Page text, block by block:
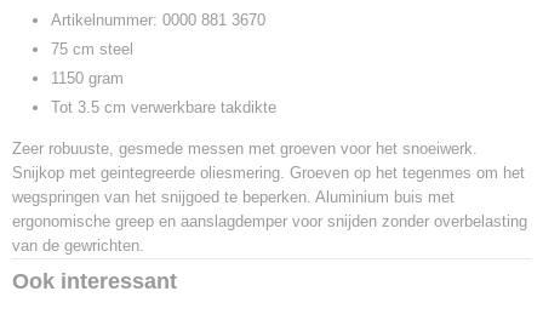
Artikelnummer: 0000 881 3670
75 cm steel
1150 gram
Tot 3.5 cm verwerkbare takdikte
Zeer robuuste, gesmede messen met groeven voor het snoeiwerk.
Snijkop met geintegreerde oliesmering. Groeven op het tegenmes om het
wegspringen van het snijgoed te beperken. Aluminium buis met
ergonomische greep en aanslagdemper voor snijden zonder overbelasting
van de gewrichten.
Ook interessant